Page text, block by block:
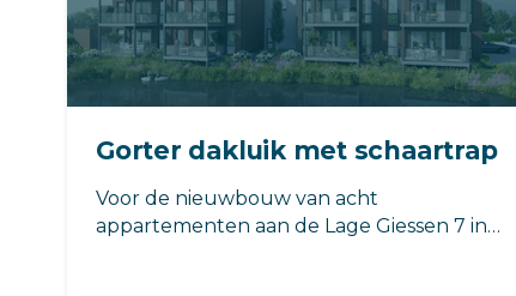
Gorter dakluik met schaartrap
Voor de nieuwbouw van acht
appartementen aan de Lage Giessen 7 in